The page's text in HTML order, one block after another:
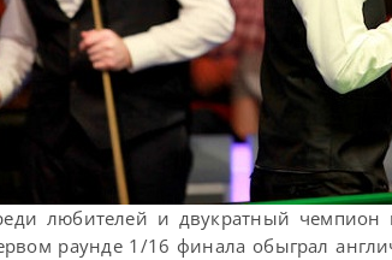
любителей и двукратный чемпион
раунде 1/16 финала обыграл